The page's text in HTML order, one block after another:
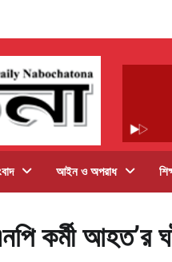
আইন ও অপরাধ
কর্মী আহত’র